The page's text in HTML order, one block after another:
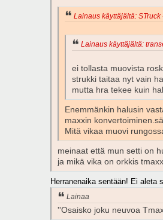
Lainaus käyttäjältä:
Lainaus käyttäjältä:
ei tollasta muovista
strukki taitaa nyt vain
mutta hra tekee kuin
Enemmänkin halusin
maxxin
Mitä vikaa muovi
meinaat että mun setti on
ja mikä vika on orkkis
Herranenaika sentään! Ei
Lainaa
''Osaisko joku neuvoa